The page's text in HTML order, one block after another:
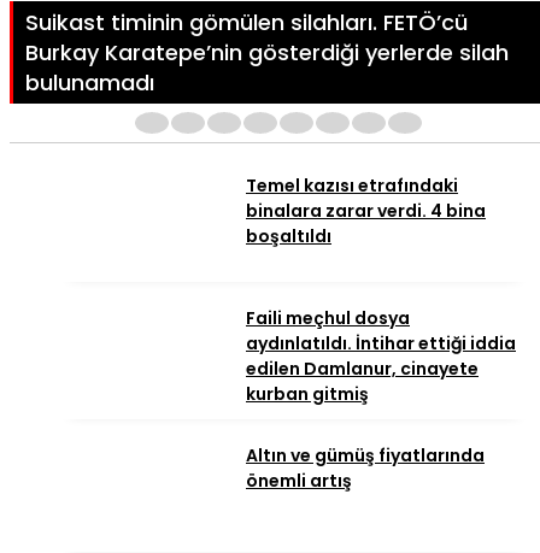
Suikast timinin gömülen silahları. FETÖ’cü
Burkay Karatepe’nin gösterdiği yerlerde silah
bulunamadı
Temel kazısı etrafındaki
binalara zarar verdi. 4 bina
boşaltıldı
Faili meçhul dosya
aydınlatıldı. İntihar ettiği iddia
edilen Damlanur, cinayete
kurban gitmiş
Altın ve gümüş fiyatlarında
önemli artış